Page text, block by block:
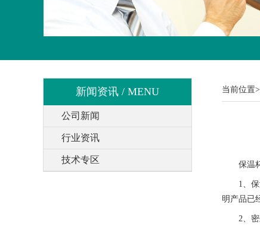
新闻资讯 / MENU
公司新闻
行业资讯
技术专区
当前位置>
保温杯
1、保温
明产品已
2、密封